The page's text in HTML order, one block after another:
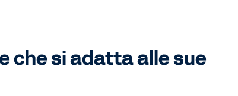
che si adatta alle sue